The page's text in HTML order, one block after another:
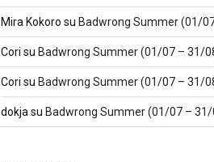
Mira Kokoro su Badwrong Summer (01/
Cori su Badwrong Summer (01/07 – 31/
Cori su Badwrong Summer (01/07 – 31/
dokjasu Badwrong Summer (01/07 – 31/